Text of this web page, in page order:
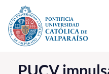
Click acá para ir directamente
La Universidad
PUCV